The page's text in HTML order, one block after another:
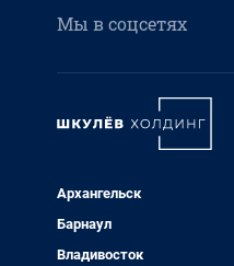
Мы в соцсетях
Архангельск
Барнаул
Владивосток